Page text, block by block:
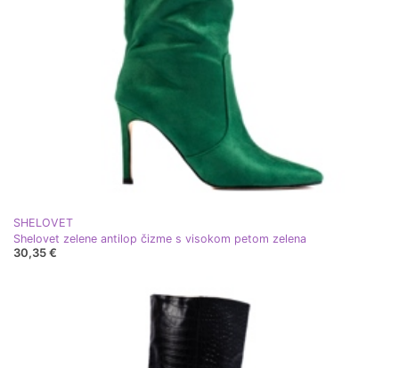
SHELOVET
Shelovet zelene antilop čizme s visokom petom zelena
30,35 €